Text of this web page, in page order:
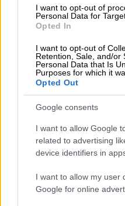
I want to opt-out of
Personal Data for
Opted In
I want to opt-out of
Retention, Sale, and/or
Personal Data that Is
Purposes for which it
Opted Out
Google consents
I want to allow Google
related to advertising
device identifiers in
I want to allow my user
Google for online
Κόσμος|22.03.2026
Εικόνες χάους
δύο κτίρια στη
αγνοούμενους
Άγνωστα ο τύπος
και η φύση της
έρευνεςγια τον
αγνοούμενου.